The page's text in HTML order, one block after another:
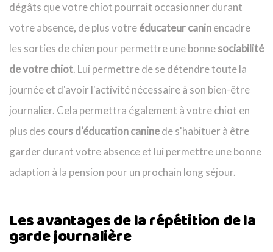
dégâts que votre chiot pourrait occasionner durant
votre absence, de plus votreéducateur caninencadre
les sorties de chien pour permettre une bonnesociabilité
de votre chiot. Lui permettre de se détendre toute la
journée et d'avoir l'activité nécessaire à son bien-être
journalier. Cela permettra également à votre chiot en
plus des cours d'éducation caninede s'habituer à être
garder durant votre absence et lui permettre une bonne
adaption à la pension pour un prochain long séjour.
Les avantages de la répétition de la
garde journalière